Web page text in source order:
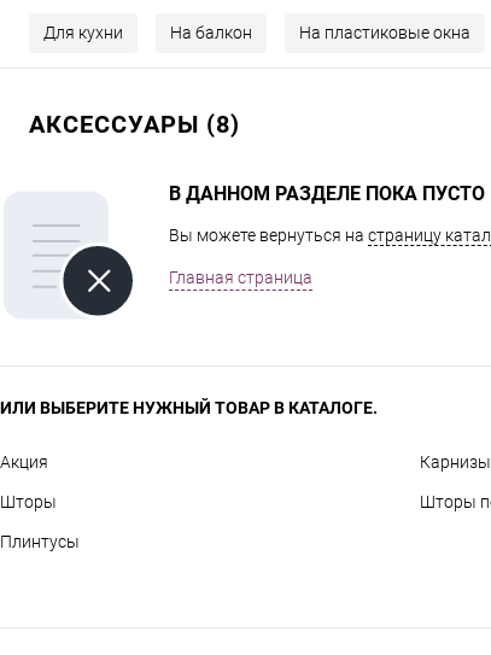
Для кухни На балкон На пластиковые окна
АКСЕССУАРЫ (8)
В ДАННОМ РАЗДЕЛЕ ПОКА ПУСТО
Вы можете вернуться на страницу
Главная страница
ИЛИ ВЫБЕРИТЕ НУЖНЫЙ ТОВАР В КАТАЛОГЕ.
Акция Карнизы
Шторы Шторы
Плинтусы